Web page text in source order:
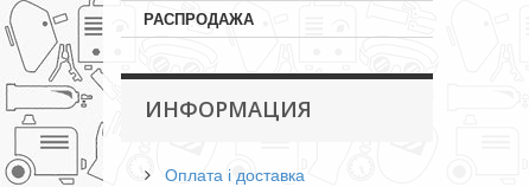
РАСПРОДАЖА
ИНФОРМАЦИЯ
Оплата і доставка